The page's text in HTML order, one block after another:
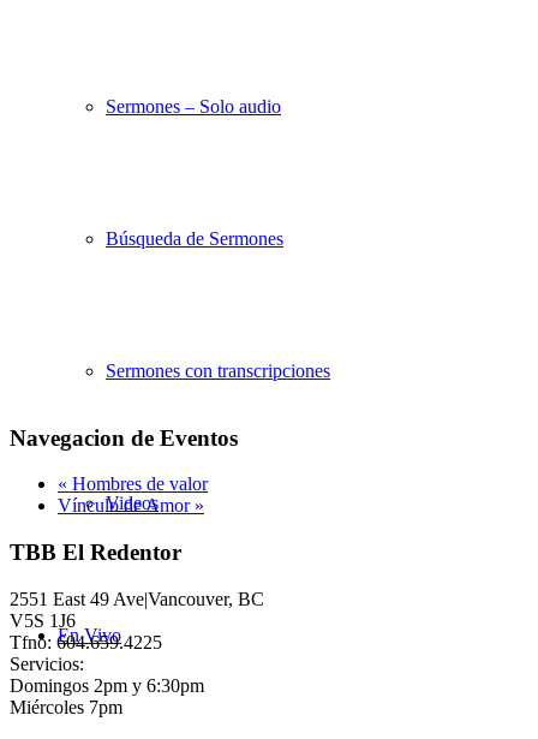
Sermones – Solo audio
Búsqueda de Sermones
Sermones con transcripciones
Videos
En Vivo
Navegacion de Eventos
« Hombres de valor
Vínculo de Amor »
TBB El Redentor
2551 East 49 Ave|Vancouver, BC
V5S 1J6
Tfno: 604.659.4225
Servicios:
Domingos 2pm y 6:30pm
Miércoles 7pm